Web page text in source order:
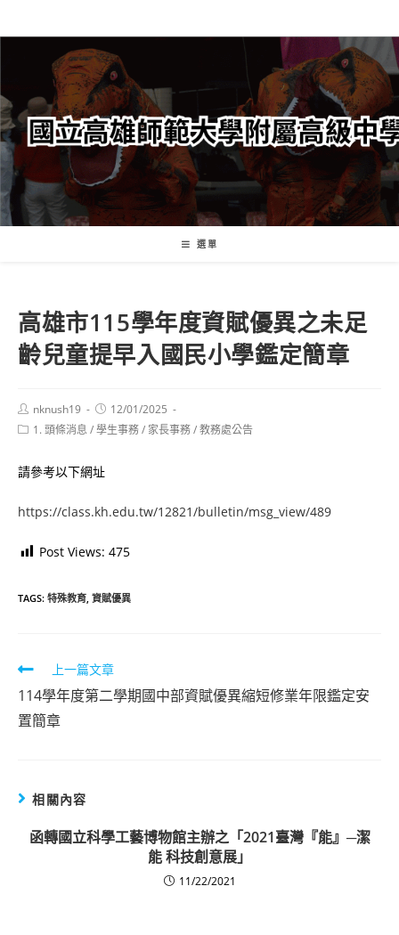
轉
要
內
容
選單
高雄市115學年度資賦優異之未足
齡兒童提早入國民小學鑑定簡章
Post
author:
nknush19
Post
published:
12/01/2025
Post1. 頭條消息 /學生事務/ 家長事務/教務處公告
請參考以下網址
https://class.kh.edu.tw/12821/bulletin/msg_view/489
Post Views: 475
TAGS: 特殊教育 資賦優異
Read
more
articles
上一篇文章
114學年度第二學期國中部資賦優異縮短修業年限鑑定安
置簡章
相關內容
函轉國立科學工藝博物館主辦之「2021臺灣『能』─潔
能 科技創意展」
11/22/2021